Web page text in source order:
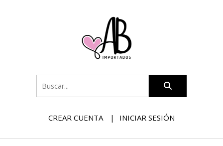
CREAR CUENTA INICIAR SESIÓN